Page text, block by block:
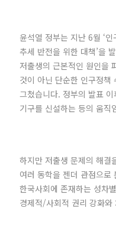
윤석열 정부는 지난 6월 ‘
추세 반전을 위한 대책’을
저출생의 근본적인 원인을
것이 아닌 단순한 인구정책
그쳤습니다. 정부의 발표
기구를 신설하는 등의 움직
하지만 저출생 문제의 해결
여러 동학을 젠더 관점으로
한국사회에 존재하는 성차
경제적/사회적 권리 강화와